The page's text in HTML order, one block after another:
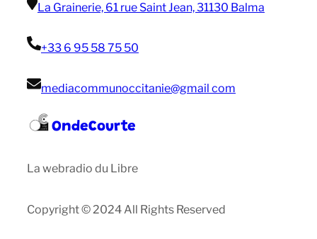
La Grainerie, 61 rue Saint Jean, 31130 Balma
+33 6 95 58 75 50
mediacommunoccitanie@gmail com
OndeCourte
La webradio du Libre
Copyright © 2024 All Rights Reserved